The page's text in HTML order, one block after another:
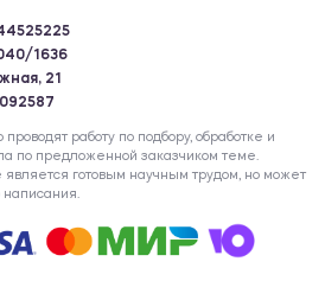
1636
21
работу по подбору, обработке и
по предложенной заказчиком теме.
является готовым научным трудом, но может
написания.